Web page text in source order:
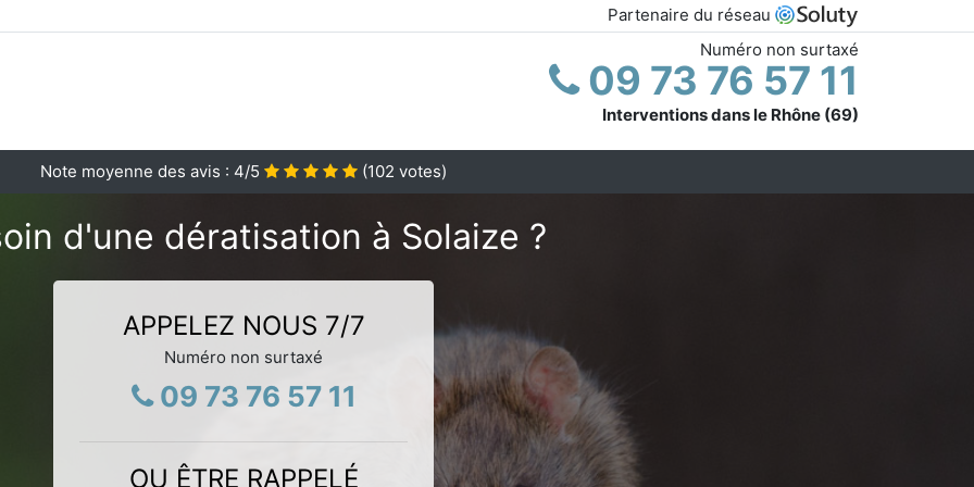
Partenaire du réseau
Numéro non surtaxé
09 73 76 57 11
Interventions dans le Rhône (69)
Note moyenne des avis : 4/5 (102 votes)
d'une dératisation à Solaize ?
APPELEZ NOUS 7/7
Numéro non surtaxé
09 73 76 57 11
OU ÊTRE RAPPELÉ